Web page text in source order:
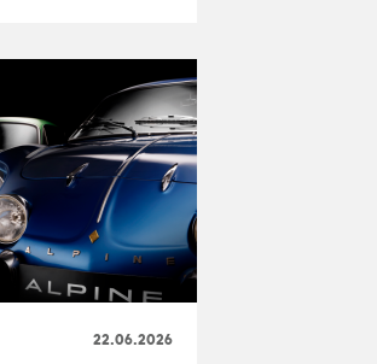
22.06.2026